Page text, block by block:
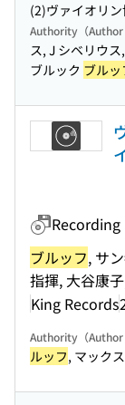
(2)ヴァイオリ
Authority（
ス, J シベリウ
ブルック ブルッ
Recording
ブルッフ, サ
指揮, 大谷康
King Records
Authority（
ルッフ, マック